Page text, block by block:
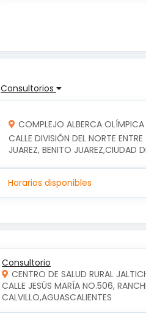
Consultorios
COMPLEJO ALBERCA OLÍMPICA
CALLE DIVISIÓN DEL NORTE
JUAREZ, BENITO JUAREZ,CIUDAD
Horarios disponibles
Consultorio
CENTRO DE SALUD RURAL
CALLE JESÚS MARÍA NO.506,
CALVILLO,AGUASCALIENTES